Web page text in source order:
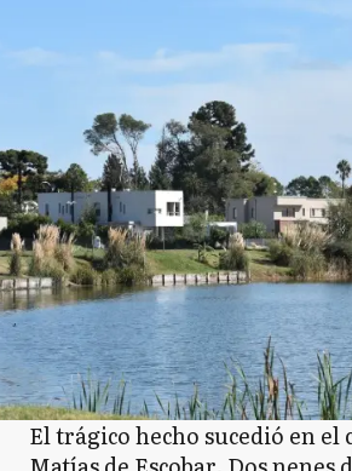
El trágico hecho sucedió en el